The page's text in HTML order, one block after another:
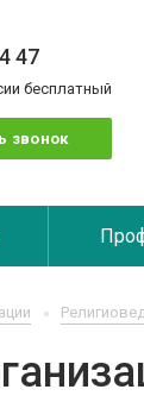
47
бесплатный
звонок